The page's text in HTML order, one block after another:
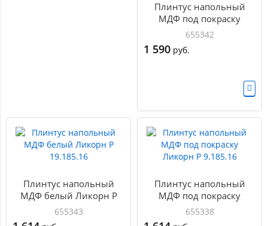
Плинтус напольный
МДФ под покраску
Ликорн Р 13.150.22
655342
1 590 руб.
Плинтус напольный
МДФ белый Ликорн P
19.185.16
655343
Плинтус напольный
МДФ под покраску
Ликорн Р 9.185.16
655338